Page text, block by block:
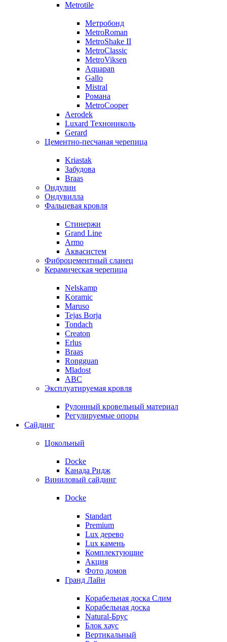
Metrotile
Метробонд
MetroRoman
MetroShake II
MetroClassic
MetroViksen
Aquapan
Gallo
Mistral
Романа
MetroCooper
Aerodek
Luxard Технониколь
Gerard
Цементно-песчаная черепица
Kriastak
Забудова
Braas
Ондулин
Ондувилла
Фальцевая кровля
Стинержи
Grand Line
Armo
Аквасистем
Фиброцементный сланец
Керамическая черепица
Nelskamp
Koramic
Maruso
Tejas Borja
Tondach
Creaton
Erlus
Braas
Rongguan
Mladost
ABC
Эксплуатируемая кровля
Рулонный кровельный материал
Регулируемые опоры
Сайдинг
Цокольный
Docke
Канада Ридж
Виниловый сайдинг
Docke
Standart
Premium
Lux дерево
Lux камень
Комплектующие
Акция
Фото домов
Гранд Лайн
Корабельная доска Слим
Корабельная доска
Natural-Брус
Блок хаус
Вертикальный